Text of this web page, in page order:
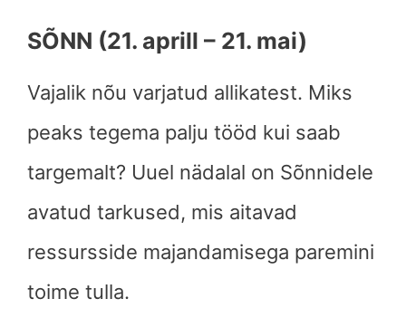
SÕNN (21. aprill – 21. mai)
Vajalik nõu varjatud allikatest. Miks
peaks tegema palju tööd kui saab
targemalt? Uuel nädalal on Sõnnidele
avatud tarkused, mis aitavad
ressursside majandamisega paremini
toime tulla.